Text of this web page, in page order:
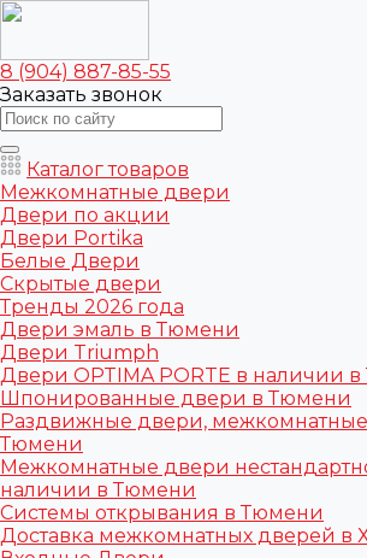
8 (904) 887-85-55
Заказать звонок
Каталог товаров
Межкомнатные двери
Двери по акции
Двери Portika
Белые Двери
Скрытые двери
Тренды 2026 года
Двери эмаль в Тюмени
Двери Triumph
Двери OPTIMA PORTE в наличии
Шпонированные двери в Тюмени
Раздвижные двери,
Тюмени
Межкомнатные двери
наличии в Тюмени
Системы открывания в Тюмени
Доставка межкомнатных дверей